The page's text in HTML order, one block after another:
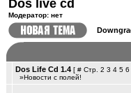
Dos live cd
Модератор: нет
Dos Life Cd 1.4 [ # Стр. 2 3 4 5 6
»Новости с полей!